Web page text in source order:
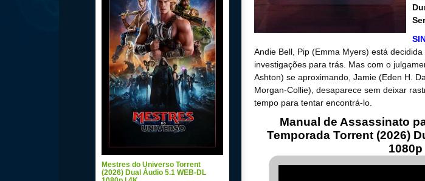
Andie Bell, Pip (Emma Myers) está
investigações para trás. Mas com o
Ashton) se aproximando, Jamie (Eden H.
Morgan-Collie), desaparece sem deixar
tempo para tentar encontrá-lo.
Manual de Assassinato
Temporada Torrent (2026)
1080p
Mestres do Universo Torrent
(2026) Dual Áudio 5.1 WEB-DL